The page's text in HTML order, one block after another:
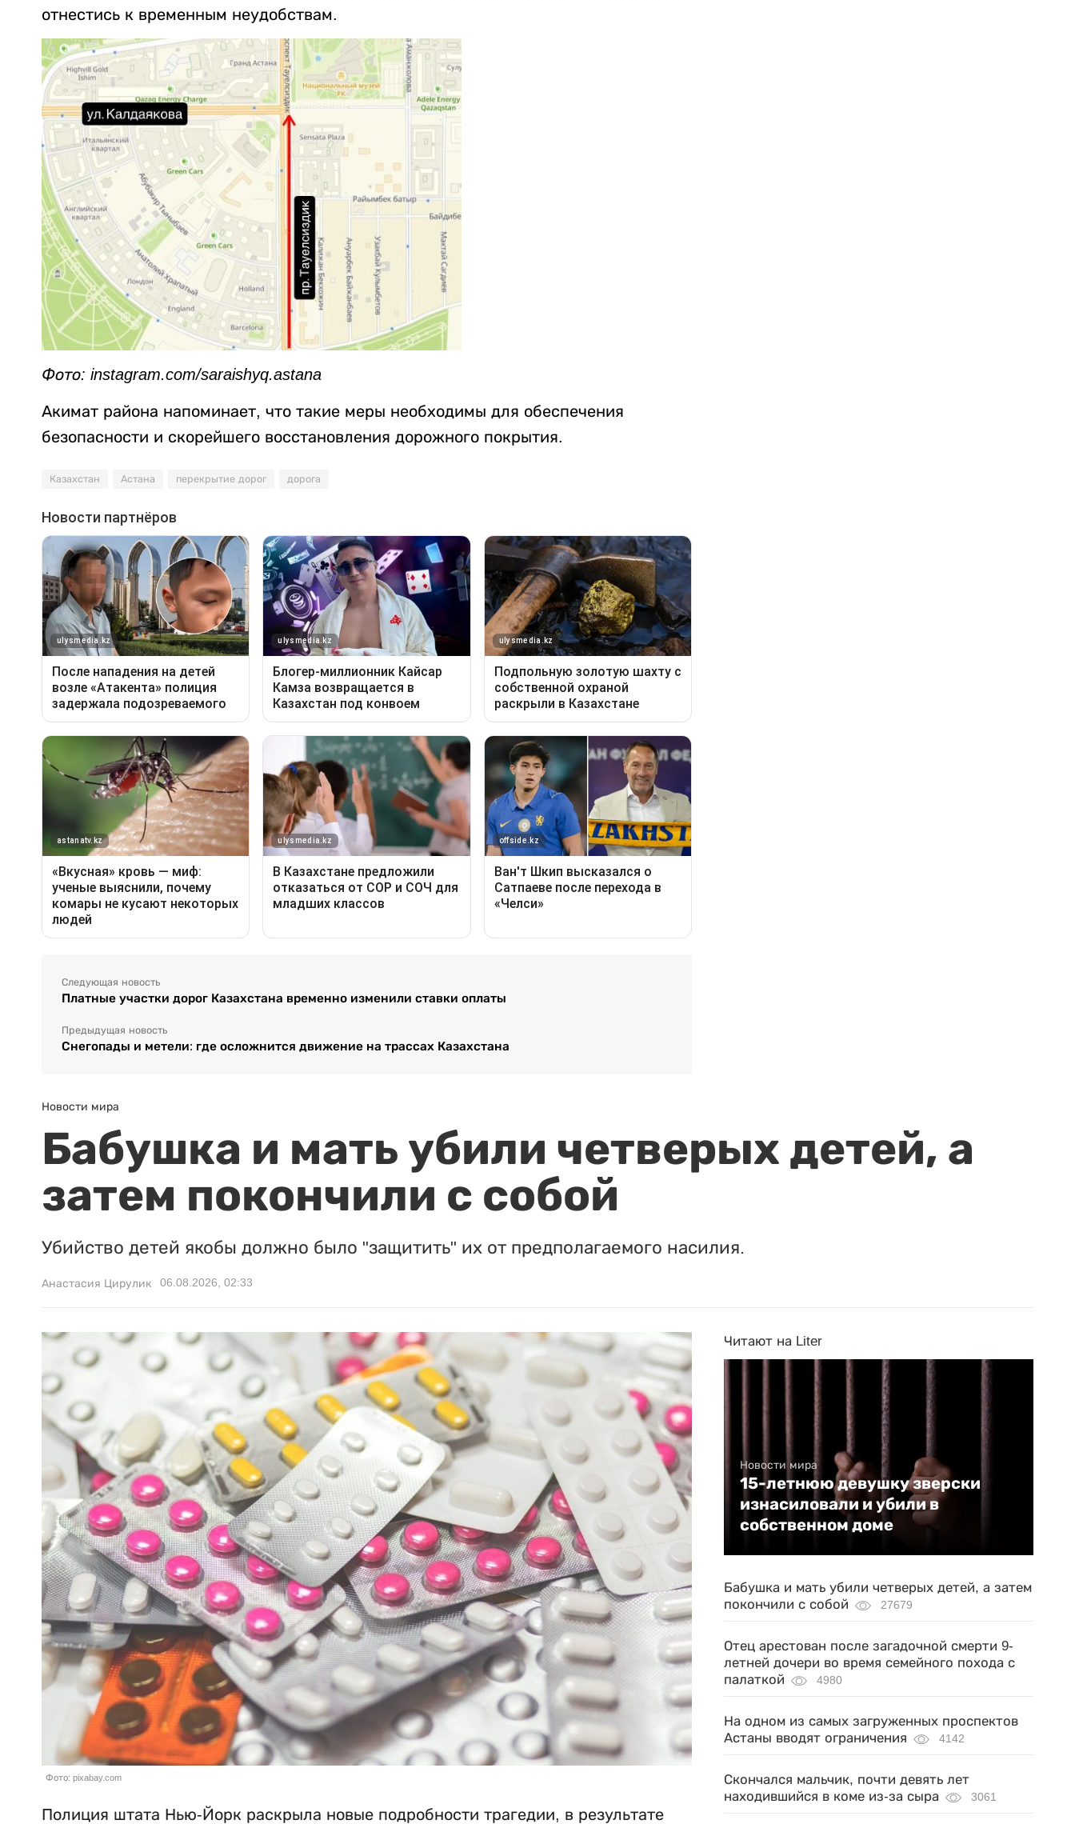
отнестись к временным неудобствам.
Фото: instagram.com/saraishyq.astana
Акимат района напоминает, что такие меры необходимы для обеспечения
безопасности и скорейшего восстановления дорожного покрытия.
Казахстан Астана перекрытие дорог дорога
Следующая новость
Платные участки дорог Казахстана временно изменили ставки оплаты
Предыдущая новость
Снегопады и метели: где осложнится движение на трассах Казахстана
Новости мира
Бабушка и мать убили четверых детей, а
затем покончили с собой
Убийство детей якобы должно было "защитить" их от предполагаемого насилия.
Анастасия Цирулик 06.08.2026, 02:33
Фото: pixabay.com
Полиция штата Нью-Йорк раскрыла новые подробности трагедии, в результате
Читают на Liter
Новости мира
15-летнюю девушку зверски
изнасиловали и убили в
собственном доме
Бабушка и мать убили четверых детей, а затем
покончили с собой
27679
Отец арестован после загадочной смерти 9-
летней дочери во время семейного похода с
палаткой
4980
На одном из самых загруженных проспектов
Астаны вводят ограничения
4142
Скончался мальчик, почти девять лет
находившийся в коме из-за сыра
3061